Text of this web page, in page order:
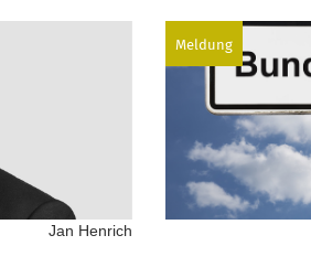
Jan Henrich
Meldung